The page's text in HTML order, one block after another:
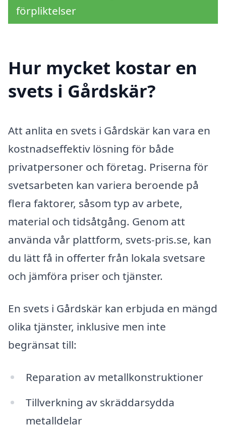
förpliktelser
Hur mycket kostar en
svets i Gårdskär?
Att anlita en svets i Gårdskär kan vara en
kostnadseffektiv lösning för både
privatpersoner och företag. Priserna för
svetsarbeten kan variera beroende på
flera faktorer, såsom typ av arbete,
material och tidsåtgång. Genom att
använda vår plattform, svets-pris.se, kan
du lätt få in offerter från lokala svetsare
och jämföra priser och tjänster.
En svets i Gårdskär kan erbjuda en mängd
olika tjänster, inklusive men inte
begränsat till:
Reparation av metallkonstruktioner
Tillverkning av skräddarsydda
metalldelar